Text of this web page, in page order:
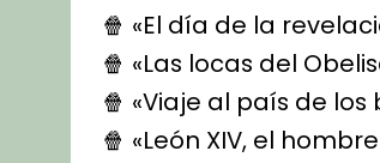
🍿 «El día de la
🍿 «Las locas del
🍿 «Viaje al país de los
🍿 «León XIV, el